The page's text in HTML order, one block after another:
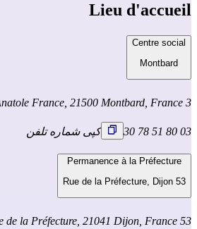
Lieu d'accueil
Centre social
Montbard
3 Passage Anatole France, 21500 Montbard, France
03 80 51 78 30 کپی شماره تلفن
Permanence à la Préfecture
53 Rue de la Préfecture, Dijon
53 Rue de la Préfecture, 21041 Dijon, France